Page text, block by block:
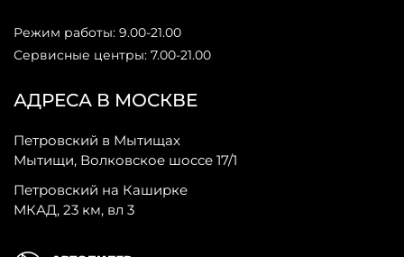
АДРЕСА В МОСКВЕ
Петровский в Мытищах
Мытищи, Волковское шоссе 17/1
Петровский на Каширке
МКАД, 23 км, вл 3
Режим работы: 9.00-21.00
Сервисные центры: 7.00-21.00